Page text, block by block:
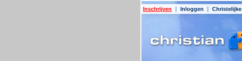
Inschrijven Inloggen